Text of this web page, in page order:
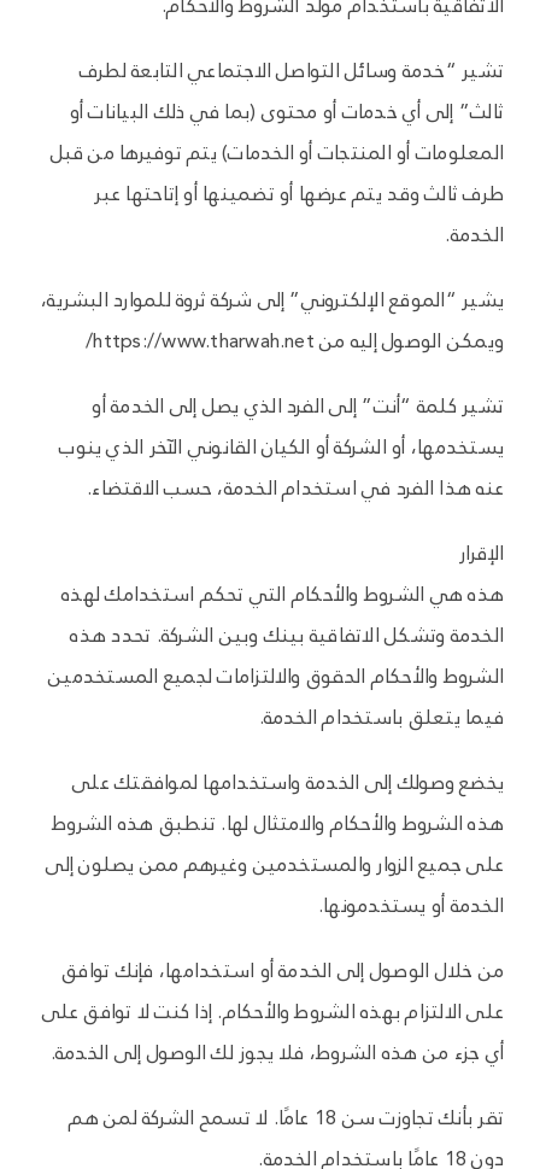
تشير “خدمة وسائل التواصل الاجتماعي التابعة لطرف
ثالث” إلى أي خدمات أو محتوى (بما في ذلك البيانات أو
المعلومات أو المنتجات أو الخدمات) يتم توفيرها من قبل
طرف ثالث وقد يتم عرضها أو تضمينها أو إتاحتها عبر
الخدمة.
يشير “الموقع الإلكتروني” إلى شركة ثروة للموارد البشرية،
ويمكن الوصول إليه من https://www.tharwah.net/
تشير كلمة “أنت” إلى الفرد الذي يصل إلى الخدمة أو
يستخدمها، أو الشركة أو الكيان القانوني الآخر الذي ينوب
عنه هذا الفرد في استخدام الخدمة، حسب الاقتضاء.
الإقرار
هذه هي الشروط والأحكام التي تحكم استخدامك لهذه
الخدمة وتشكل الاتفاقية بينك وبين الشركة. تحدد هذه
الشروط والأحكام الحقوق والالتزامات لجميع المستخدمين
فيما يتعلق باستخدام الخدمة.
يخضع وصولك إلى الخدمة واستخدامها لموافقتك على
هذه الشروط والأحكام والامتثال لها. تنطبق هذه الشروط
على جميع الزوار والمستخدمين وغيرهم ممن يصلون إلى
الخدمة أو يستخدمونها.
من خلال الوصول إلى الخدمة أو استخدامها، فإنك توافق
على الالتزام بهذه الشروط والأحكام. إذا كنت لا توافق على
أي جزء من هذه الشروط، فلا يجوز لك الوصول إلى الخدمة.
تقر بأنك تجاوزت سن 18 عامًا. لا تسمح الشركة لمن هم
دون 18 عامًا باستخدام الخدمة.